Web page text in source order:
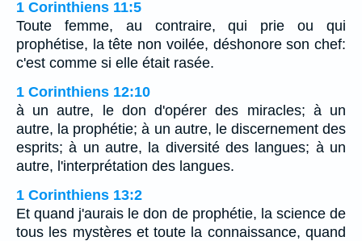
1 Corinthiens 11:5
Toute femme, au contraire, qui prie ou qui
prophétise, la tête non voilée, déshonore son chef:
c'est comme si elle était rasée.
1 Corinthiens 12:10
à un autre, le don d'opérer des miracles; à un
autre, la prophétie; à un autre, le discernement des
esprits; à un autre, la diversité des langues; à un
autre, l'interprétation des langues.
1 Corinthiens 13:2
Et quand j'aurais le don de prophétie, la science de
tous les mystères et toute la connaissance, quand